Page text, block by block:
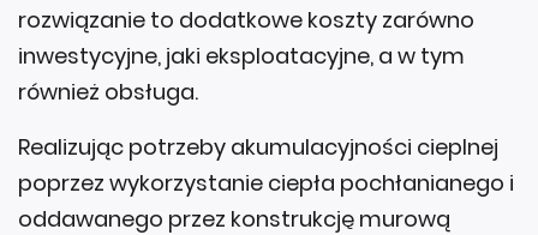
rozwiązanie to dodatkowe koszty zarówno
inwestycyjne, jaki eksploatacyjne, a w tym
również obsługa.
Realizując potrzeby akumulacyjności cieplnej
poprzez wykorzystanie ciepła pochłanianego i
oddawanego przez konstrukcję murową